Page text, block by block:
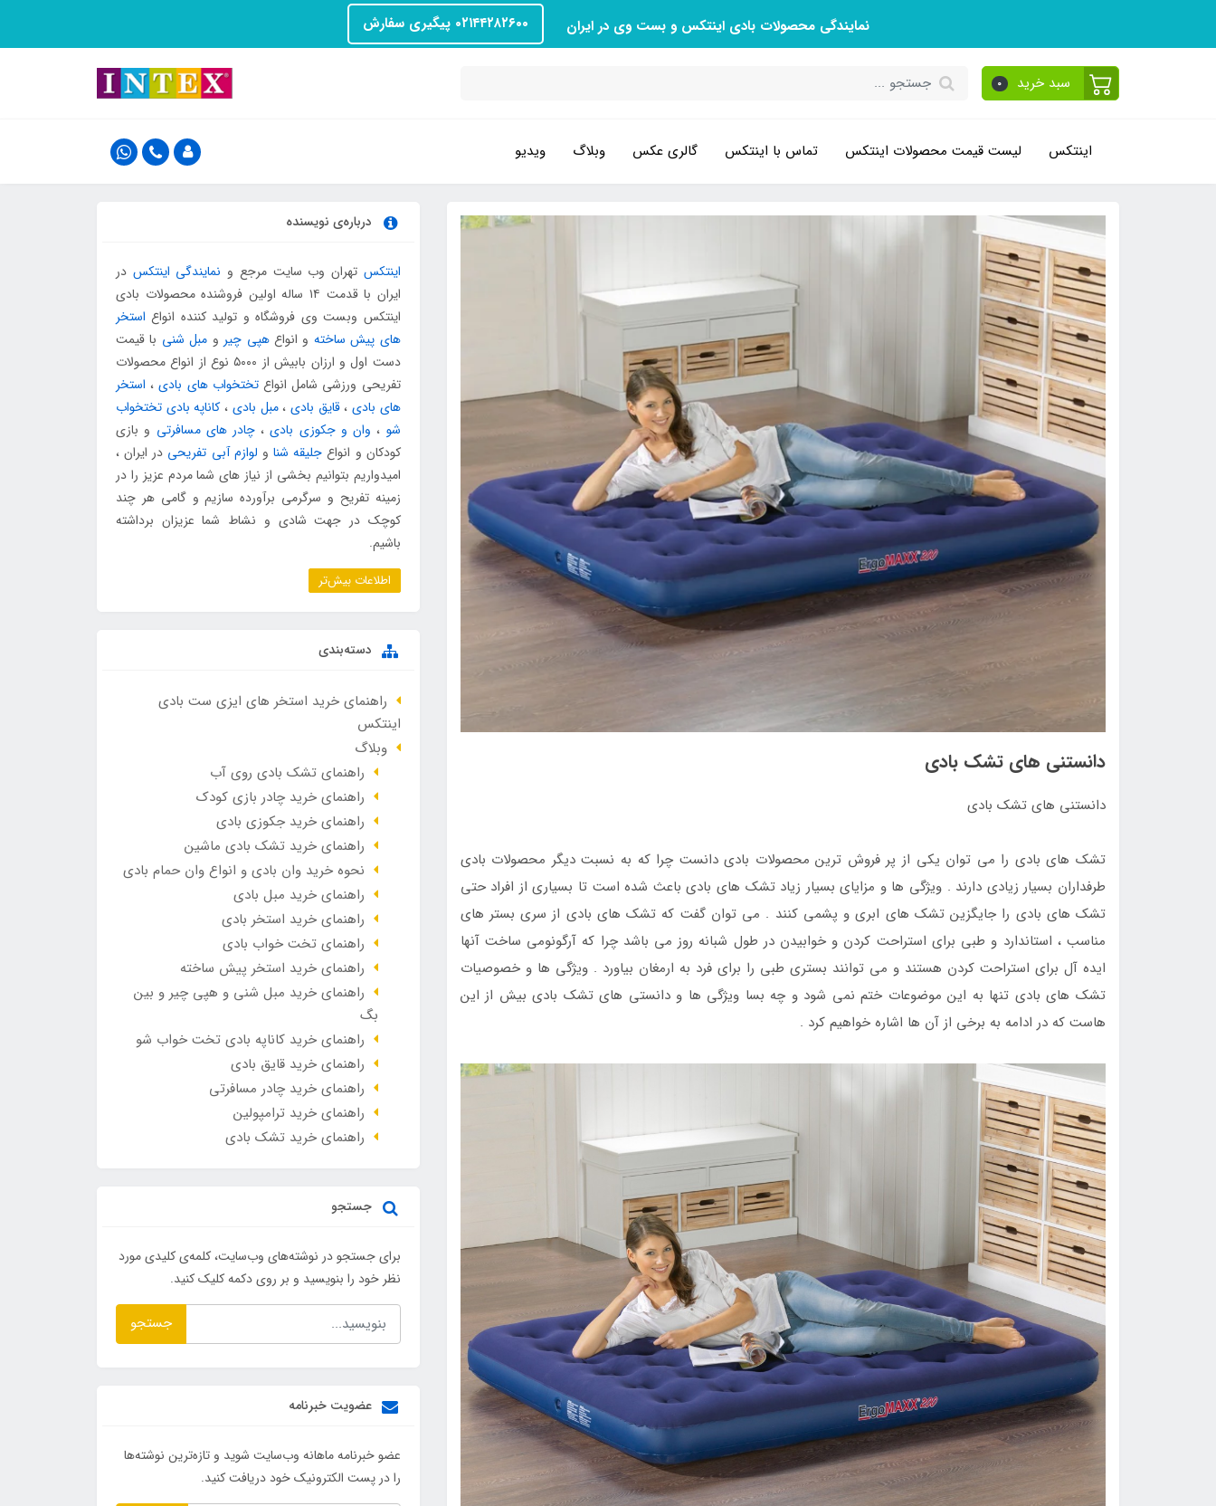
نمایندگی محصولات بادی اینتکس و بست وی در ایران ۰۲۱۴۴۲۸۲۶۰۰ پیگیری سفارش
سبد خرید 0
اینتکس لیست قیمت محصولات اینتکس تماس با اینتکس گالری عکس وبلاگ ویدیو
دانستنی های تشک بادی
دانستنی های تشک بادی
تشک های بادی را می توان یکی از پر فروش ترین محصولات بادی دانست چرا که به نسبت دیگر محصولات بادی
طرفداران بسیار زیادی دارند . ویژگی ها و مزایای بسیار زیاد تشک های بادی باعث شده است تا بسیاری از افراد حتی
تشک های بادی را جایگزین تشک های ابری و پشمی کنند . می توان گفت که تشک های بادی از سری بستر های
مناسب ، استاندارد و طبی برای استراحت کردن و خوابیدن در طول شبانه روز می باشد چرا که آرگونومی ساخت آنها
ایده آل برای استراحت کردن هستند و می توانند بستری طبی را برای فرد به ارمغان بیاورد . ویژگی ها و خصوصیات
تشک های بادی تنها به این موضوعات ختم نمی شود و چه بسا ویژگی ها و دانستی های تشک بادی بیش از این
هاست که در ادامه به برخی از آن ها اشاره خواهیم کرد .
درباره‌ی نویسنده
اینتکس تهران وب سایت مرجع و نمایندگی اینتکس در
ایران با قدمت ۱۴ ساله اولین فروشنده محصولات بادی
اینتکس وبست وی فروشگاه و تولید کننده انواع استخر
های پیش ساخته و انواعهپی چیر و مبل شنی با قیمت
دست اول و ارزان بابیش از ۵۰۰۰ نوع از انواع محصولات
تفریحی ورزشی شامل انواعتختخواب های بادی، استخر
های بادی،قایق بادی ،مبل بادی ، کاناپه بادی تختخواب
شو ، وان و جکوزی بادی،چادر های مسافرتی و بازی
کودکان و انواع جلیقه شناو لوازم آبی تفریحی در ایران ،
امیدواریم بتوانیم بخشی از نیاز های شما مردم عزیز را در
زمینه تفریح و سرگرمی برآورده سازیم و گامی هر چند
کوچک در جهت شادی و نشاط شما عزیزان برداشته
باشیم.
اطلاعات بیش‌تر
دسته‌بندی
راهنمای خرید استخر های ایزی ست بادی
اینتکس
وبلاگ
راهنمای تشک بادی روی آب
راهنمای خرید چادر بازی کودک
راهنمای خرید جکوزی بادی
راهنمای خرید تشک بادی ماشین
نحوه خرید وان بادی و انواع وان حمام بادی
راهنمای خرید مبل بادی
راهنمای خرید استخر بادی
راهنمای تخت خواب بادی
راهنمای خرید استخر پیش ساخته
راهنمای خرید مبل شنی و هپی چیر و بین
بگ
راهنمای خرید کاناپه بادی تخت خواب شو
راهنمای خرید قایق بادی
راهنمای خرید چادر مسافرتی
راهنمای خرید ترامپولین
راهنمای خرید تشک بادی
جستجو
برای جستجو در نوشته‌های وب‌سایت، کلمه‌ی کلیدی مورد
نظر خود را بنویسید و بر روی دکمه کلیک کنید.
جستجو
عضویت خبرنامه
عضو خبرنامه ماهانه وب‌سایت شوید و تازه‌ترین نوشته‌ها
را در پست الکترونیک خود دریافت کنید.